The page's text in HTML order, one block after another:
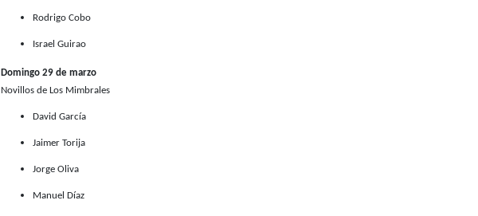
Rodrigo Cobo
Israel Guirao
Domingo 29 de marzo
Novillos de Los Mimbrales
David García
Jaimer Torija
Jorge Oliva
Manuel Díaz